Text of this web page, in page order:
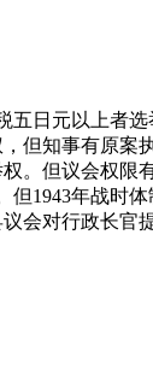
五日元以上者
但知事有原案
。但议会权限
但1943年战时
会对行政长官